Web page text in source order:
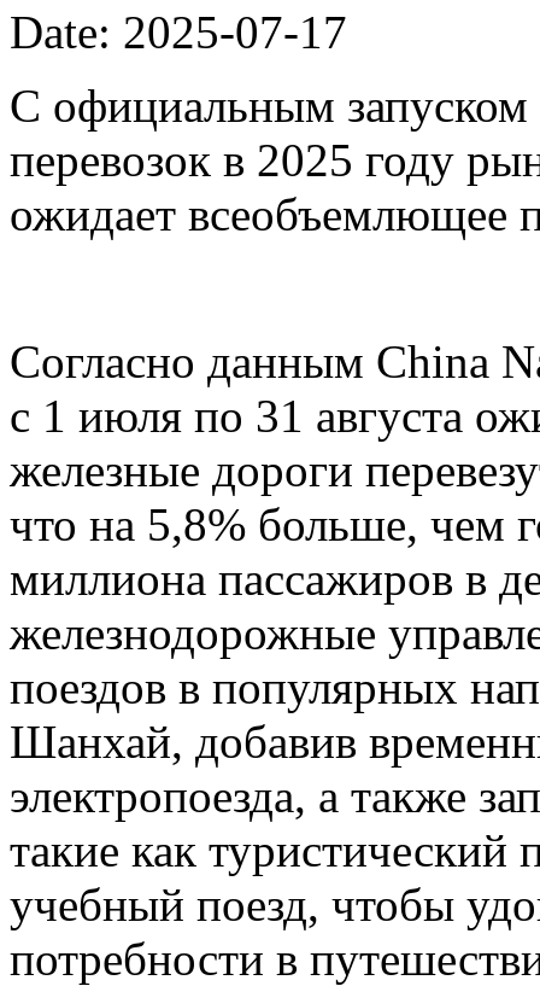
Date: 2025-07-17
С официальным
перевозок в 2025 году
ожидает всеобъемлющее
Согласно данным China
с 1 июля по 31 августа
железные дороги
что на 5,8% больше, чем
миллиона пассажиров в
железнодорожные
поездов в популярных
Шанхай, добавив
электропоезда, а также
такие как туристический
учебный поезд, чтобы
потребности в